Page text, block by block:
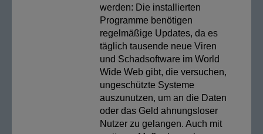
werden: Die installierten
Programme benötigen
regelmäßige Updates, da es
täglich tausende neue Viren
und Schadsoftware im World
Wide Web gibt, die versuchen,
ungeschützte Systeme
auszunutzen, um an die Daten
oder das Geld ahnungsloser
Nutzer zu gelangen. Auch mit